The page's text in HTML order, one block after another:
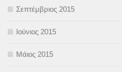
Σεπτέμβριος 2015
Ιούνιος 2015
Μάιος 2015